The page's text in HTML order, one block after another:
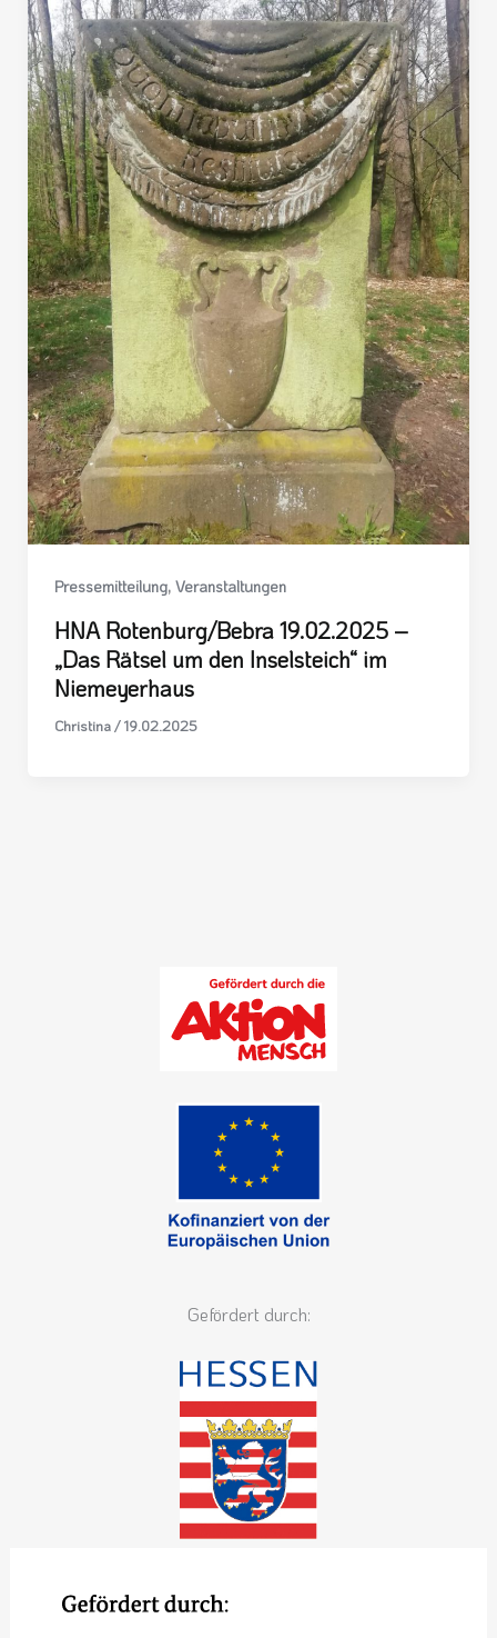
Pressemitteilung, Veranstaltungen
HNA Rotenburg/Bebra 19.02.2025 –
„Das Rätsel um den Inselsteich“ im
Niemeyerhaus
Christina /19.02.2025
Gefördert durch: